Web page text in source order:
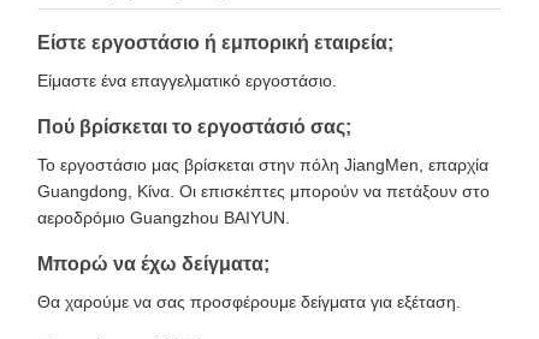
Είστε εργοστάσιο ή εμπορική εταιρεία;
Είμαστε ένα επαγγελματικό εργοστάσιο.
Πού βρίσκεται το εργοστάσιό σας;
Το εργοστάσιο μας βρίσκεται στην πόλη JiangMen, επαρχία
Guangdong, Κίνα. Οι επισκέπτες μπορούν να πετάξουν στο
αεροδρόμιο Guangzhou BAIYUN.
Μπορώ να έχω δείγματα;
Θα χαρούμε να σας προσφέρουμε δείγματα για εξέταση.